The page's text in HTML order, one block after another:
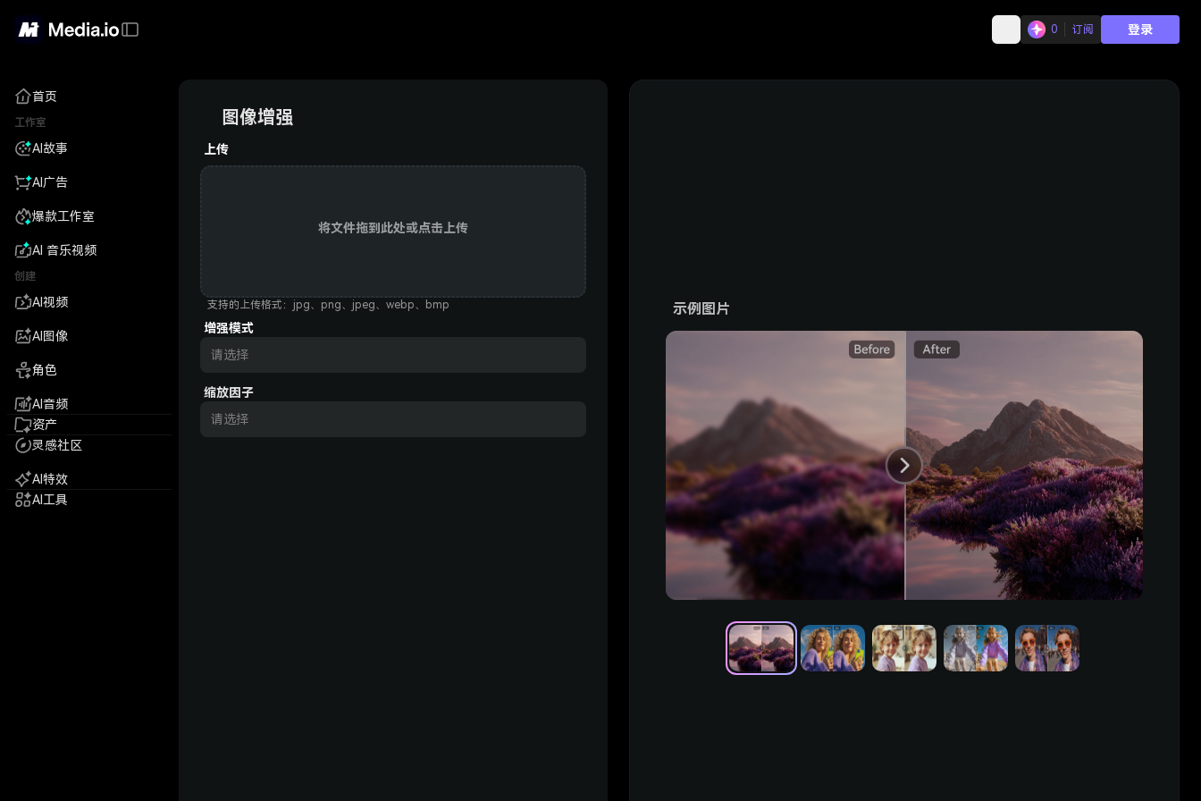
0 订阅 登录
首页
工作室
AI故事
AI广告
爆款工作室
AI 音乐视频
创建
AI视频
AI图像
角色
AI音频
资产
灵感社区
AI特效
AI工具
图像增强
上传
将文件拖到此处或点击上传
支持的上传格式：jpg、png、jpeg、webp、bmp
增强模式
请选择
缩放因子
请选择
示例图片